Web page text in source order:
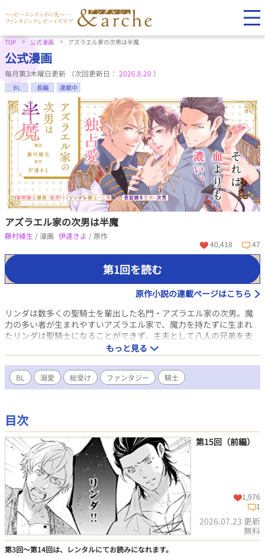
TOP 公式漫画 アズラエル家の次男は半魔
公式漫画
毎月第3木曜日更新 （次回更新日： 2026.8.20 ）
BL 長編 連載中
アズラエル家の次男は半魔
藤村綾生 / 漫画 伊達きよ / 原作
40,418
47
第1回を読む
原作小説の連載ページはこちら
リンダは数多くの聖騎士を輩出した名門・アズラエル家の次男。魔
力の多い者が生まれやすいアズラエル家で、魔力を持たずに生まれ
たリンダは聖騎士になることができず、主夫として八人の兄弟を支
えて生きていた。そんなある日、熱っぽさを覚えて休んでいたリンダ
が目を覚ますと――身体に異変が起きていた！？ 小さな角に羽
根、それから尻尾――まるで淫魔のようなその姿に目を見開くと、
急激な空腹感がリンダを襲う。慌てて兄弟の中で最も頼れる存在・
長男ファングのもとに向かうリンダ。するとそこで衝撃の事実を知
もっと見る
BL 溺愛 総受け ファンタジー 騎士
目次
第15回（前編）
1,976
1
2026.07.23 更新
無料
第3回〜第14回は、レンタルにてお読みになれます。